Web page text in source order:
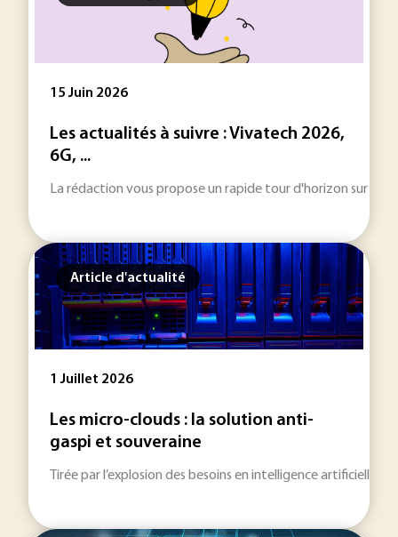
15 Juin 2026
Les actualités à suivre : Vivatech 2026,
6G, ...
La rédaction vous propose un rapide tour d'horizon sur les
Article d'actualité
1 Juillet 2026
Les micro-clouds : la solution anti-
gaspi et souveraine
Tirée par l’explosion des besoins en intelligence